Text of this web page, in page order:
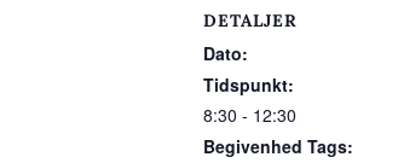
DETALJER
Dato:
Tidspunkt:
8:30 - 12:30
Begivenhed Tags: